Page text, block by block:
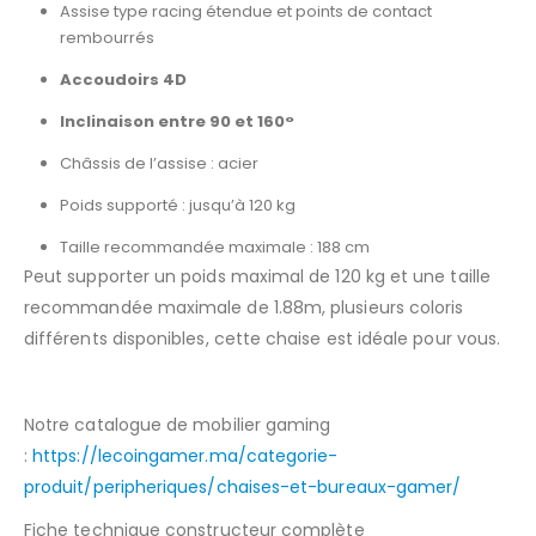
Assise type racing étendue et points de contact
rembourrés
Accoudoirs 4D
Inclinaison entre 90 et 160°
Châssis de l’assise : acier
Poids supporté : jusqu’à 120 kg
Taille recommandée maximale : 188 cm
Peut supporter un poids maximal de 120 kg et une taille
recommandée maximale de 1.88m, plusieurs coloris
différents disponibles, cette chaise est idéale pour vous.
Notre catalogue de mobilier gaming
:https://lecoingamer.ma/categorie-
produit/peripheriques/chaises-et-bureaux-gamer/
Fiche technique constructeur complète